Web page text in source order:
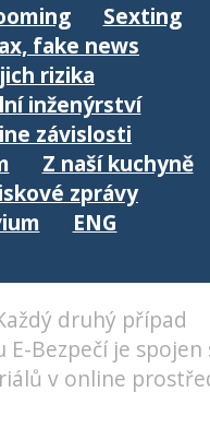
Sexting
fake news
rizika
inženýrství
závislosti
Z naší kuchyně
zprávy
ENG
druhý případ
Bezpečí je spojen
v online